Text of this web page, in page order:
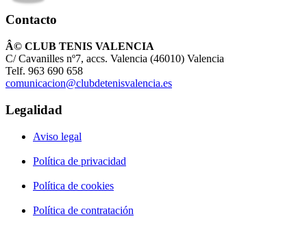
Contacto
Â© CLUB TENIS VALENCIA
C/ Cavanilles nº7, accs. Valencia (46010) Valencia
Telf. 963 690 658
comunicacion@clubdetenisvalencia.es
Legalidad
Aviso legal
Política de privacidad
Política de cookies
Política de contratación